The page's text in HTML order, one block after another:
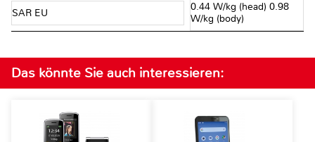
SAR EU
0.44 W/kg (head) 0.98
W/kg (body)
Das könnte Sie auch interessieren: